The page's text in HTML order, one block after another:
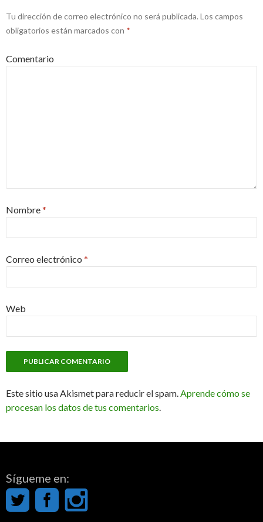
Tu dirección de correo electrónico no será publicada. Los campos
obligatorios están marcados con *
Comentario
Nombre*
Correo electrónico *
Web
Este sitio usa Akismet para reducir el spam.Aprende cómo se
procesan los datos de tus comentarios.
Sígueme en: